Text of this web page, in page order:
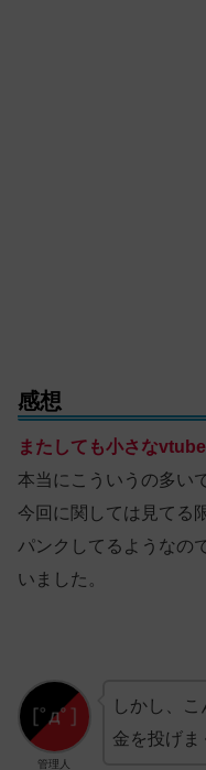
感想
またしても小さな
本当にこういうの多い
今回に関しては見てる
パンクしてるようなの
いました。
管理人
しかし、
金を投げま